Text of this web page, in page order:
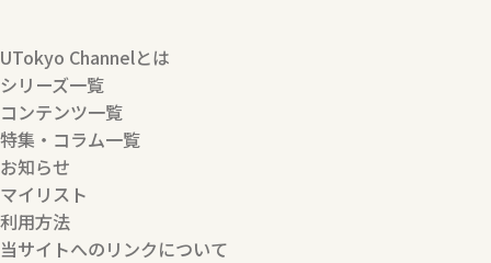
UTokyo Channelとは
シリーズ一覧
コンテンツ一覧
特集・コラム一覧
お知らせ
マイリスト
利用方法
当サイトへのリンクについて